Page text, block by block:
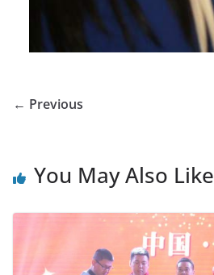
← Previous
You May Also Like